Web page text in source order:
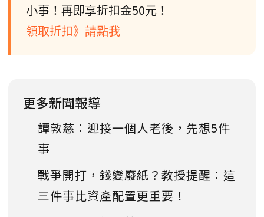
小事！再即享折扣金50元！
領取折扣》請點我
更多新聞報導
譚敦慈：迎接一個人老後，先想5件
事
戰爭開打，錢變廢紙？教授提醒：這
三件事比資產配置更重要！